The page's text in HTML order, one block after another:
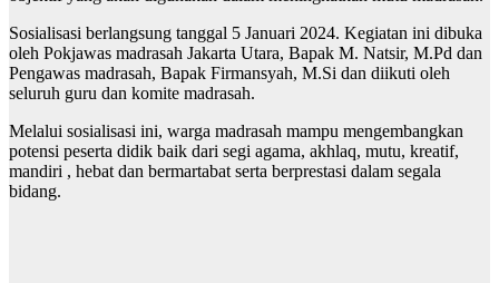
Sosialisasi berlangsung tanggal 5 Januari 2024. Kegiatan ini dibuka
oleh Pokjawas madrasah Jakarta Utara, Bapak M. Natsir, M.Pd dan
Pengawas madrasah, Bapak Firmansyah, M.Si dan diikuti oleh
seluruh guru dan komite madrasah.
Melalui sosialisasi ini, warga madrasah mampu mengembangkan
potensi peserta didik baik dari segi agama, akhlaq, mutu, kreatif,
mandiri , hebat dan bermartabat serta berprestasi dalam segala
bidang.